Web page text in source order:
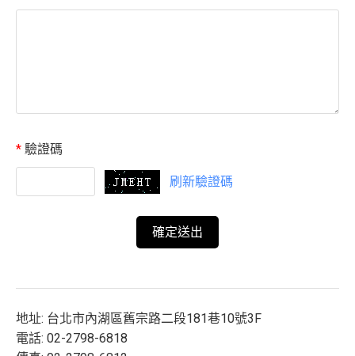
* 驗證碼
刷新驗證碼
地址: 台北市內湖區舊宗路二段181巷10號3F
電話: 02-2798-6818